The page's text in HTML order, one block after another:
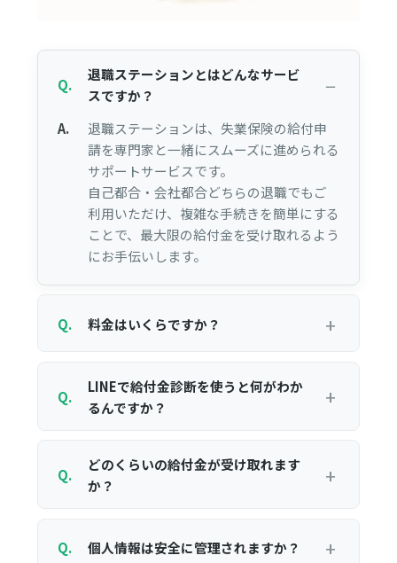
Q.
退職ステーションとはどんなサービ
スですか？
A.
退職ステーションは、失業保険の給付申
請を専門家と一緒にスムーズに進められる
サポートサービスです。
自己都合・会社都合どちらの退職でもご
利用いただけ、複雑な手続きを簡単にする
ことで、最大限の給付金を受け取れるよう
にお手伝いします。
Q. 料金はいくらですか？
Q.
LINEで給付金診断を使うと何がわか
るんですか？
Q.
どのくらいの給付金が受け取れます
か？
Q. 個人情報は安全に管理されますか？